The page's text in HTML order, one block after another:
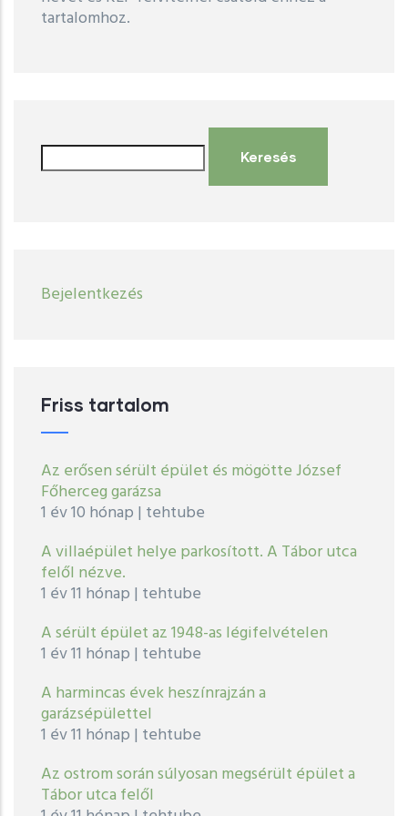
tartalomhoz.
User
account
Bejelentkezés
Friss tartalom
Az erősen sérült épület és mögötte József
Főherceg garázsa
1 év 10 hónap | tehtube
A villaépület helye parkosított. A Tábor utca
felől nézve.
1 év 11 hónap | tehtube
A sérült épület az 1948-as légifelvételen
1 év 11 hónap | tehtube
A harmincas évek heszínrajzán a
garázsépülettel
1 év 11 hónap | tehtube
Az ostrom során súlyosan megsérült épület a
Tábor utca felől